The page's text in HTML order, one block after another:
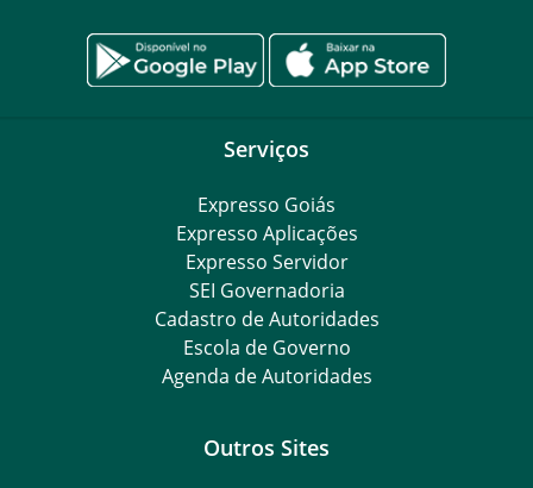
Serviços
Expresso Goiás
Expresso Aplicações
Expresso Servidor
SEI Governadoria
Cadastro de Autoridades
Escola de Governo
Agenda de Autoridades
Outros Sites